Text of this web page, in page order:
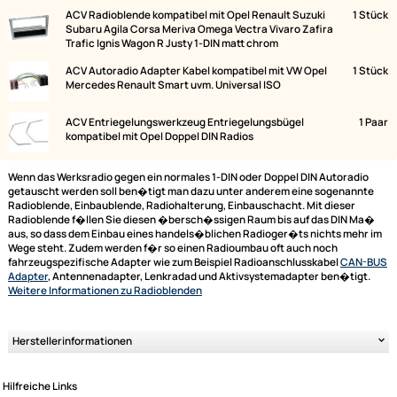
Lieferumfang:
ACV Radioblende kompatibel mit Opel Renault Suzuki
Subaru Agila Corsa Meriva Omega Vectra Vivaro Zafira
Trafic Ignis Wagon R Justy 1-DIN matt chrom
ACV Autoradio Adapter Kabel kompatibel mit VW Opel
Mercedes Renault Smart uvm. Universal ISO
getauscht werden soll ben�tigt man dazu unter anderem eine